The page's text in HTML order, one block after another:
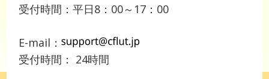
受付時間：平日8：00～17：00
E-mail：
受付時間： 24時間